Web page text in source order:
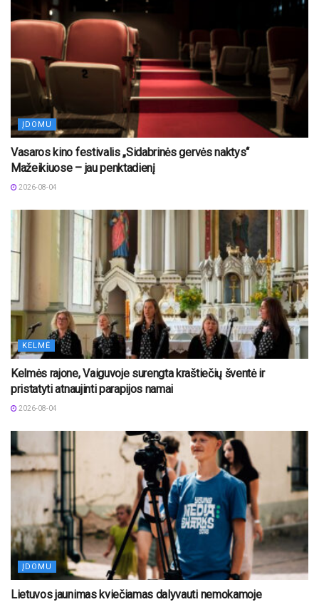
ĮDOMU
Vasaros kino festivalis „Sidabrinės gervės naktys“
Mažeikiuose – jau penktadienį
2026-08-04
KELMĖ
Kelmės rajone, Vaiguvoje surengta kraštiečių šventė ir
pristatyti atnaujinti parapijos namai
2026-08-04
ĮDOMU
Lietuvos jaunimas kviečiamas dalyvauti nemokamoje